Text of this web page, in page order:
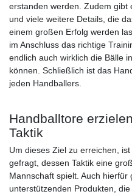
erstanden werden. Zudem gibt
und viele weitere Details, die
einem großen Erfolg werden
im Anschluss das richtige
endlich auch wirklich die Bälle
können. Schließlich ist das
jeden Handballers.
Handballtore
Taktik
Um dieses Ziel zu erreichen,
gefragt, dessen Taktik eine
Mannschaft spielt. Auch
unterstützenden Produkten,